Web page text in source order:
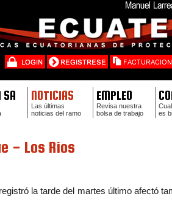
SA NOTICIAS
Las últimas
noticias del ramo
EMPLEO
Revisa nuestra
bolsa de trabajo
es
- Los Ríos
la tarde del martes último afectó